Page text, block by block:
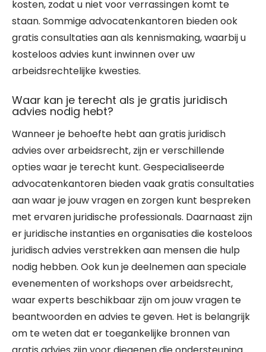
kosten, zodat u niet voor verrassingen komt te
staan. Sommige advocatenkantoren bieden ook
gratis consultaties aan als kennismaking, waarbij u
kosteloos advies kunt inwinnen over uw
arbeidsrechtelijke kwesties.
Waar kan je terecht als je gratis juridisch
advies nodig hebt?
Wanneer je behoefte hebt aan gratis juridisch
advies over arbeidsrecht, zijn er verschillende
opties waar je terecht kunt. Gespecialiseerde
advocatenkantoren bieden vaak gratis consultaties
aan waar je jouw vragen en zorgen kunt bespreken
met ervaren juridische professionals. Daarnaast zijn
er juridische instanties en organisaties die kosteloos
juridisch advies verstrekken aan mensen die hulp
nodig hebben. Ook kun je deelnemen aan speciale
evenementen of workshops over arbeidsrecht,
waar experts beschikbaar zijn om jouw vragen te
beantwoorden en advies te geven. Het is belangrijk
om te weten dat er toegankelijke bronnen van